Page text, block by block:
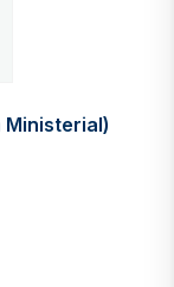
Ministerial)